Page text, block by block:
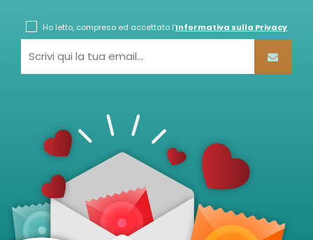
Ho letto, compreso ed accettato l'Informativa sulla Privacy